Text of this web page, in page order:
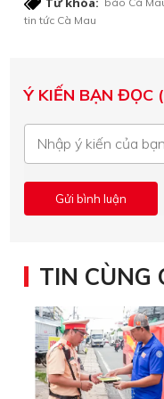
tin tức Cà Mau
Ý KIẾN BẠN ĐỌC
TIN CÙNG